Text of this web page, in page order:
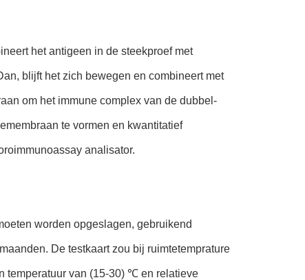
het antigeen in de steekproef met
blijft het zich bewegen en combineert met
om het immune complex van de dubbel-
te vormen en kwantitatief
analisator.
worden opgeslagen, gebruikend
De testkaart zou bij ruimtetemprature
temperatuur van (15-30) ℃ en relatieve